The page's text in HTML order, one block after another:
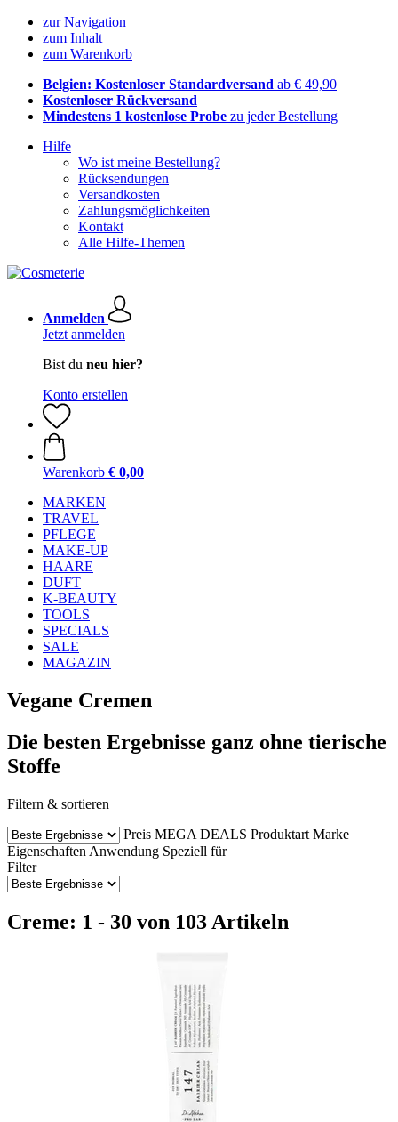
zur Navigation
zum Inhalt
zum Warenkorb
Belgien: Kostenloser Standardversand ab € 49,90
Kostenloser Rückversand
Mindestens 1 kostenlose Probe zu jeder Bestellung
Hilfe
Wo ist meine Bestellung?
Rücksendungen
Versandkosten
Zahlungsmöglichkeiten
Kontakt
Alle Hilfe-Themen
Anmelden
Jetzt anmelden
Bist du neu hier?
Konto erstellen
Warenkorb € 0,00
MARKEN
TRAVEL
PFLEGE
MAKE-UP
HAARE
DUFT
K-BEAUTY
TOOLS
SPECIALS
SALE
MAGAZIN
Vegane Cremen
Die besten Ergebnisse ganz ohne tierische
Stoffe
Filtern & sortieren
Preis MEGA DEALS Produktart Marke
Eigenschaften Anwendung Speziell für
Filter
Creme: 1 - 30 von 103 Artikeln